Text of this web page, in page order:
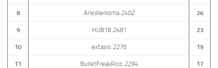
8 ArieWerksma2402 26
9 HUB182481 23
10 extasio 2276 19
11 BulletFreakRico 2294 17